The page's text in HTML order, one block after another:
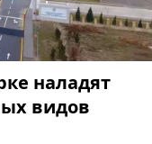
наладят
видов